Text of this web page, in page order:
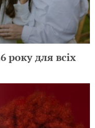
року для всіх